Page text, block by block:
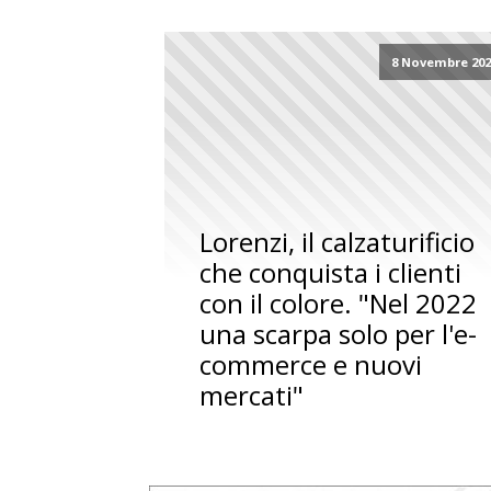
8 Novembre
Lorenzi, il calzaturificio
che conquista i clienti
con il colore. "Nel 2022
una scarpa solo per l'e-
commerce e nuovi
mercati"